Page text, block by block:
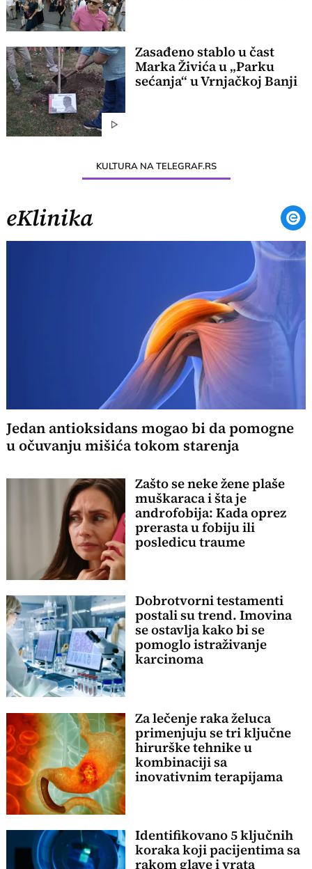
Zasađeno stablo u čast
Marka Živića u „Parku
sećanja“ u Vrnjačkoj Banji
KULTURA NA TELEGRAF.RS
eKlinika
Jedan antioksidans mogao bi da pomogne
u očuvanju mišića tokom starenja
Zašto se neke žene plaše
muškaraca i šta je
androfobija: Kada oprez
prerasta u fobiju ili
posledicu traume
Dobrotvorni testamenti
postali su trend. Imovina
se ostavlja kako bi se
pomoglo istraživanje
karcinoma
Za lečenje raka želuca
primenjuju se tri ključne
hirurške tehnike u
kombinaciji sa
inovativnim terapijama
Identifikovano 5 ključnih
koraka koji pacijentima sa
rakom glave i vrata